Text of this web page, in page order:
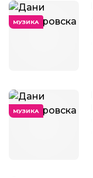
МУЗИКА
МУЗИКА